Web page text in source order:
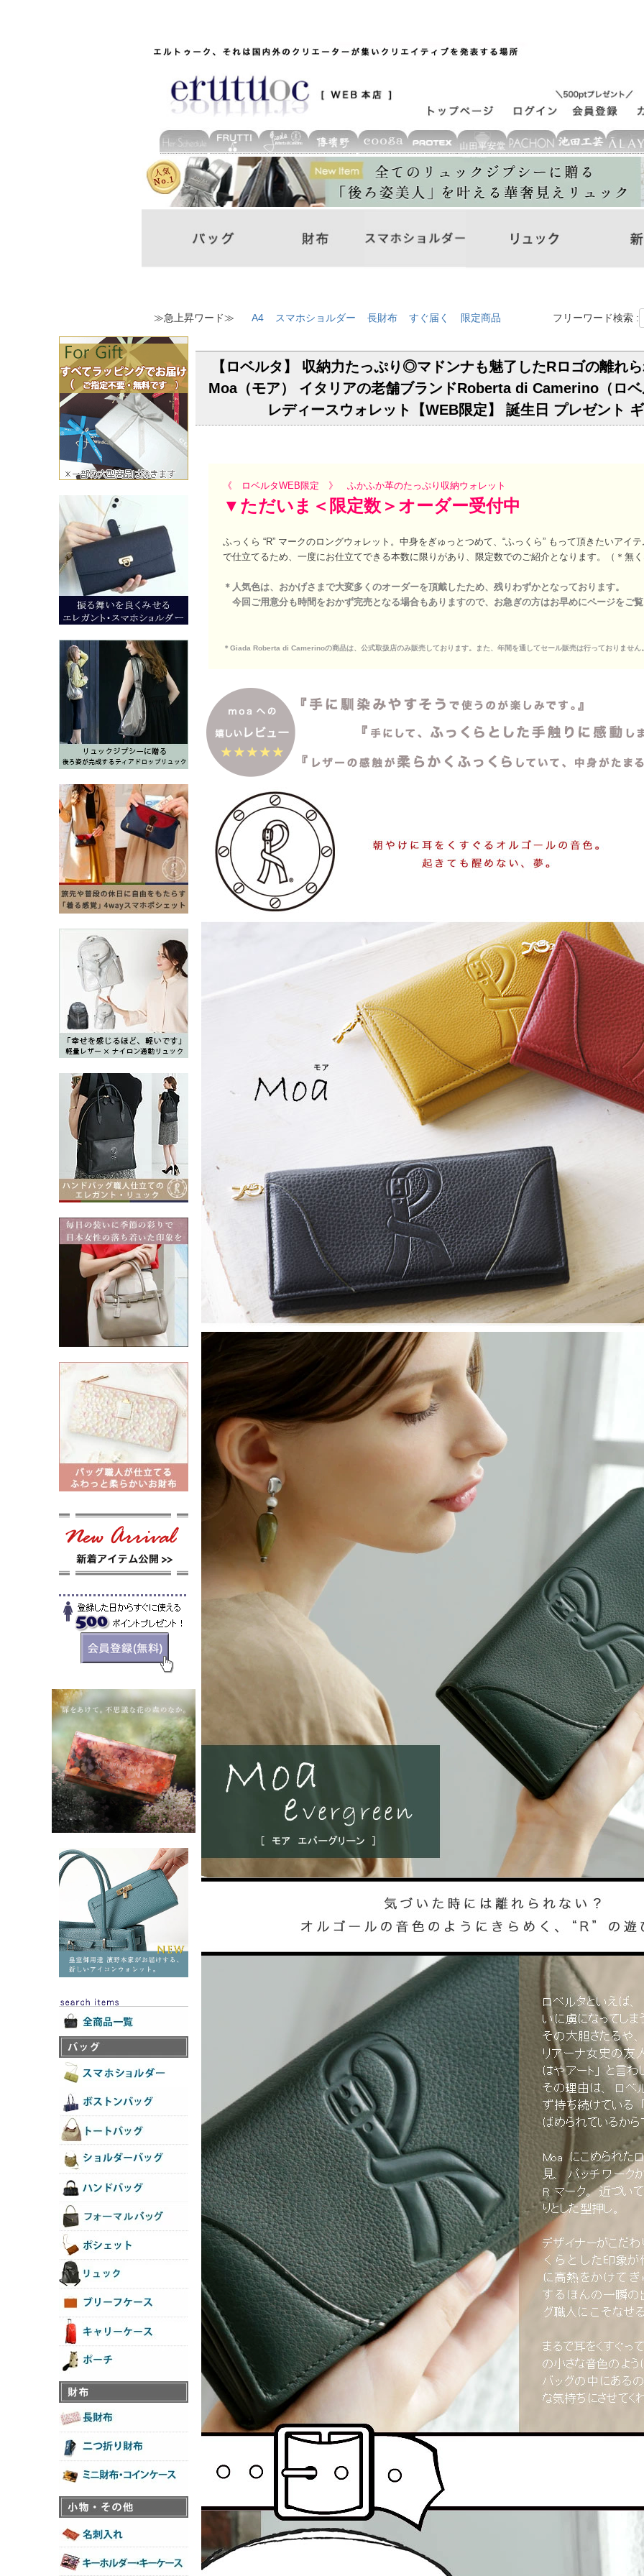
≫急上昇ワード≫ A4 スマホショルダー 長財布 すぐ届く 限定商品 フリーワード検索 :
【ロベルタ】 収納力たっぷり◎マドンナも魅了したRロゴの離れ
Moa（モア） イタリアの老舗ブランドRoberta di Camerino（ロ
レディースウォレット【WEB限定】 誕生日 プレゼント
《 ロベルタWEB限定 》 ふかふか革のたっぷり収納ウォレット
▼ただいま＜限定数＞オーダー受付中
ふっくら “R” マークのロングウォレット。中身をぎゅっとつめて、“ふっくら” もって頂きたいアイ
で仕立てるため、一度にお仕立てできる本数に限りがあり、限定数でのご紹介となります。（＊無
＊人気色は、おかげさまで大変多くのオーダーを頂戴したため、残りわずかとなっております。
今回ご用意分も時間をおかず完売となる場合もありますので、お急ぎの方はお早めにページをご
＊Giada Roberta di Camerinoの商品は、公式取扱店のみ販売しております。また、年間を通してセール販売は行っておりません